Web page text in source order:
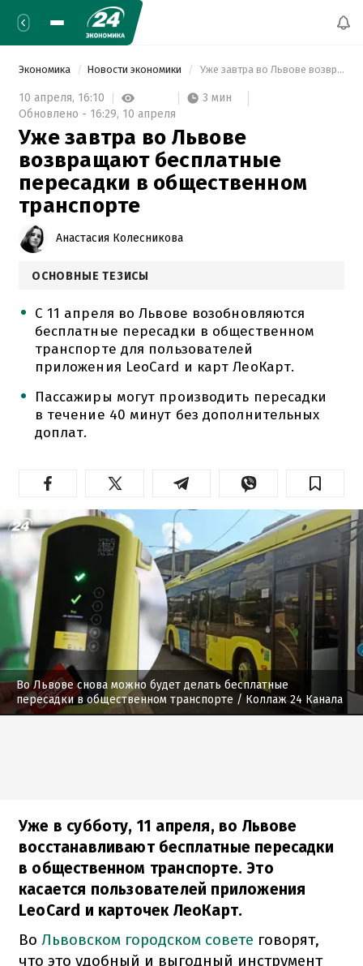
Экономика Новости экономики Уже завтра во Львове возвращают бесплатные пересадки в общественном транспорте
10 апреля, 16:10
3 мин
Обновлено - 16:29, 10 апреля
Уже завтра во Львове
возвращают бесплатные
пересадки в общественном
транспорте
Анастасия Колесникова
ОСНОВНЫЕ ТЕЗИСЫ
С 11 апреля во Львове возобновляются
бесплатные пересадки в общественном
транспорте для пользователей
приложения LeoCard и карт ЛеоКарт.
Пассажиры могут производить пересадки
в течение 40 минут без дополнительных
доплат.
Во Львове снова можно будет делать бесплатные
пересадки в общественном транспорте / Коллаж 24 Канала
Уже в субботу, 11 апреля, во Львове
восстанавливают бесплатные пересадки
в общественном транспорте. Это
касается пользователей приложения
LeoCard и карточек ЛеоКарт.
Во Львовском городском совете говорят,
что это удобный и выгодный инструмент